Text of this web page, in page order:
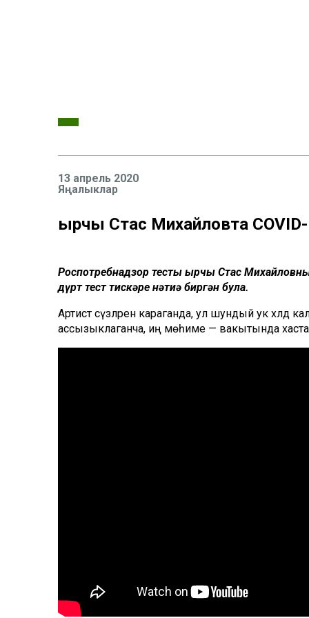
13 апрель 2020
Яңалыклар
Җырчы Стас Михайловта
Роспотребнадзор тесты җырчы Стас
дүрт тест тискәре нәтиҗә биргән була.
Артист сүзләренә караганда, ул шундый ук хәлдә
ассызыклаганча, иң мөһиме — вакытында